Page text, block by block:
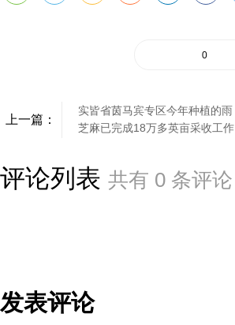
0
上一篇：
实皆省茵马宾专区今年种植的雨
芝麻已完成18万多英亩采收工作
评论列表 共有 0 条评论
发表评论